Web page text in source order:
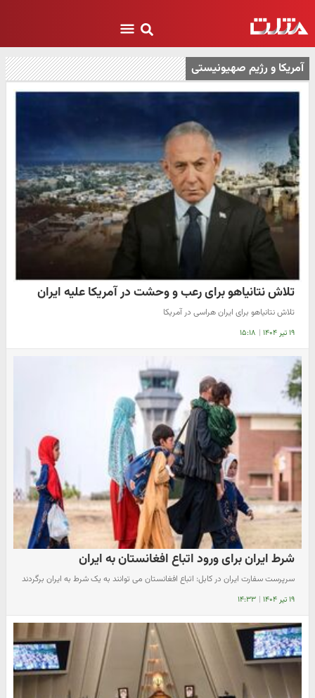
آمریکا و رژیم صهیونیستی
تلاش نتانیاهو برای رعب و وحشت در آمریکا علیه ایران
تلاش نتانیاهو برای ایران هراسی در آمریکا
۱۹ تیر ۱۴۰۴ | ۱۵:۱۸
شرط ایران برای ورود اتباع افغانستان به ایران
سرپرست سفارت ایران در کابل: اتباع افغانستان می توانند به یک شرط به ایران برگردند
۱۹ تیر ۱۴۰۴ | ۱۴:۳۳